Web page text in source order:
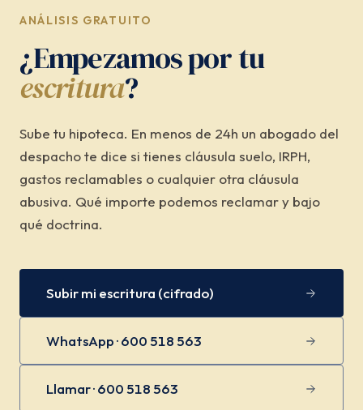
ANÁLISIS GRATUITO
¿Empezamos por tu
escritura?
Sube tu hipoteca. En menos de 24h un abogado del
despacho te dice si tienes cláusula suelo, IRPH,
gastos reclamables o cualquier otra cláusula
abusiva. Qué importe podemos reclamar y bajo
qué doctrina.
Subir mi escritura (cifrado)
WhatsApp · 600 518 563
Llamar · 600 518 563